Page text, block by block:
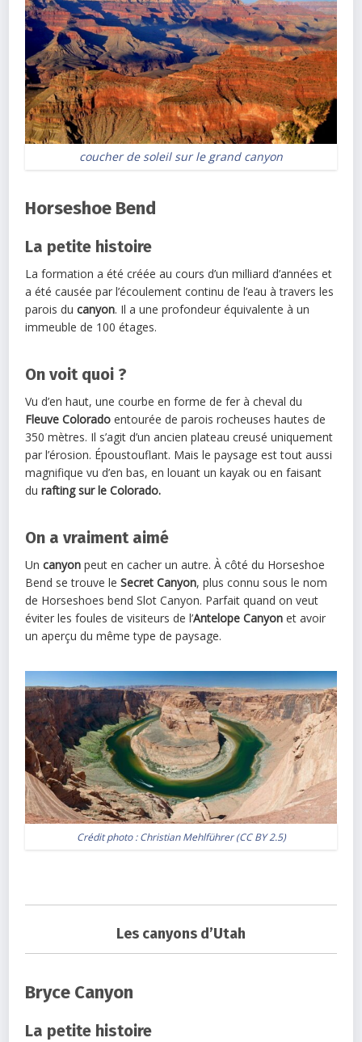
coucher de soleil sur le grand canyon
Horseshoe Bend
La petite histoire
La formation a été créée au cours d’un milliard d’années et
a été causée par l’écoulement continu de l’eau à travers les
parois ducanyon. Il a une profondeur équivalente à un
immeuble de 100 étages.
On voit quoi ?
Vu d’en haut, une courbe en forme de fer à cheval du
Fleuve Colorado entourée de parois rocheuses hautes de
350 mètres. Il s’agit d’un ancien plateau creusé uniquement
par l’érosion. Époustouflant. Mais le paysage est tout aussi
magnifique vu d’en bas, en louant un kayak ou en faisant
durafting sur le Colorado.
On a vraiment aimé
Un canyon peut en cacher un autre. À côté du Horseshoe
Bend se trouve leSecret Canyon, plus connu sous le nom
de Horseshoes bend Slot Canyon. Parfait quand on veut
éviter les foules de visiteurs de l’Antelope Canyon et avoir
un aperçu du même type de paysage.
Crédit photo :Christian Mehlführer(CC BY 2.5)
Les canyons d’Utah
Bryce Canyon
La petite histoire